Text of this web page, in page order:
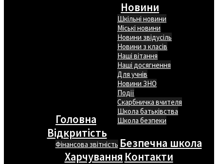
Головна
Новини
Шкільні новини
Міські новини
Новини звідусіль
Новини з класів
Наші вітання
Наші досягнення
Для учнів
Новини ЗНО
Події
Скарбничка вчителя
Школа батьківства
Школа безпеки
Відкритість
Фінансова звітність Безпечна школа
Харчування Контакти